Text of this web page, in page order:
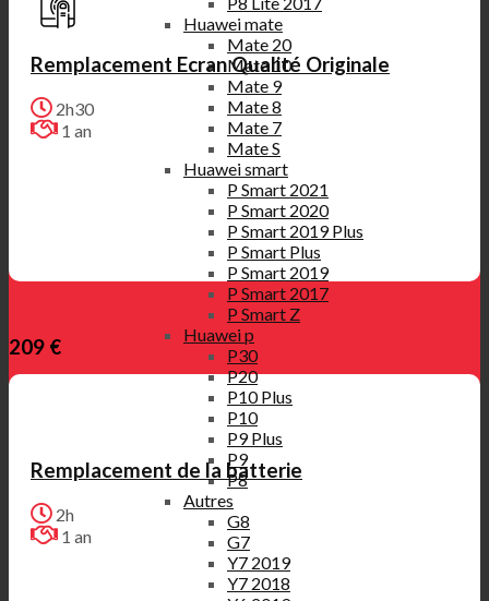
Huawei mate
Mate 20
Mate 10
Mate 9
Mate 8
Mate 7
Mate S
Huawei smart
P Smart 2021
P Smart 2020
P Smart 2019 Plus
P Smart Plus
P Smart 2019
P Smart 2017
P Smart Z
Huawei p
P30
P20
P10 Plus
P10
P9 Plus
P9
P8
Autres
G8
G7
Y7 2019
Y7 2018
Remplacement Ecran Qualité Originale
2h30
1 an
209 €
Remplacement de la batterie
2h
1 an